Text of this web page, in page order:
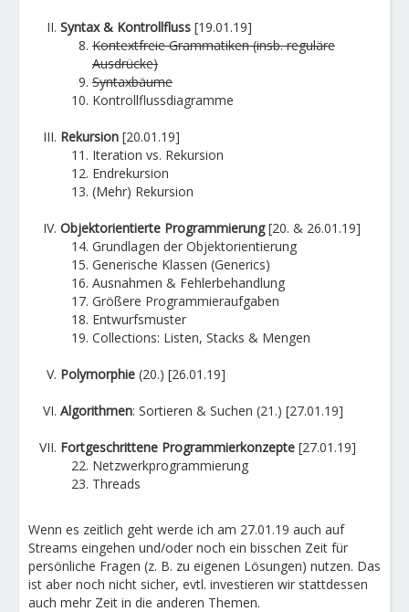
Syntax & Kontrollfluss [19.01.19]
Kontextfreie Grammatiken (insb. reguläre
Ausdrücke)
Syntaxbäume
Kontrollflussdiagramme
Rekursion [20.01.19]
Iteration vs. Rekursion
Endrekursion
(Mehr) Rekursion
Objektorientierte Programmierung[20. & 26.01.19]
Grundlagen der Objektorientierung
Generische Klassen (Generics)
Ausnahmen & Fehlerbehandlung
Größere Programmieraufgaben
Entwurfsmuster
Collections: Listen, Stacks & Mengen
Polymorphie (20.) [26.01.19]
Algorithmen: Sortieren & Suchen (21.) [27.01.19]
Fortgeschrittene Programmierkonzepte [27.01.19]
Netzwerkprogrammierung
Threads
Wenn es zeitlich geht werde ich am 27.01.19 auch auf
Streams eingehen und/oder noch ein bisschen Zeit für
persönliche Fragen (z. B. zu eigenen Lösungen) nutzen. Das
ist aber noch nicht sicher, evtl. investieren wir stattdessen
auch mehr Zeit in die anderen Themen.